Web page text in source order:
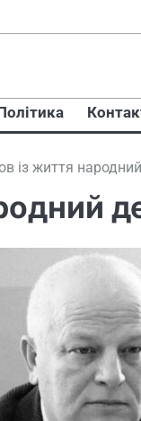
із життя